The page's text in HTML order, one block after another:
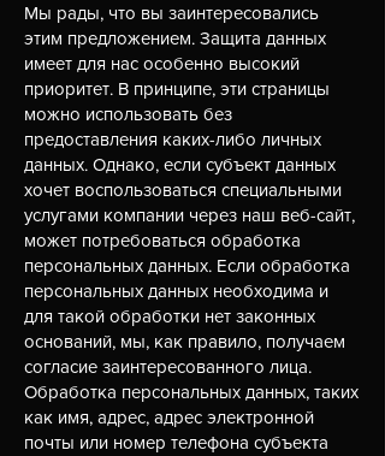
Мы рады, что вы заинтересовались
этим предложением. Защита данных
имеет для нас особенно высокий
приоритет. В принципе, эти страницы
можно использовать без
предоставления каких-либо личных
данных. Однако, если субъект данных
хочет воспользоваться специальными
услугами компании через наш веб-сайт,
может потребоваться обработка
персональных данных. Если обработка
персональных данных необходима и
для такой обработки нет законных
оснований, мы, как правило, получаем
согласие заинтересованного лица.
Обработка персональных данных, таких
как имя, адрес, адрес электронной
почты или номер телефона субъекта